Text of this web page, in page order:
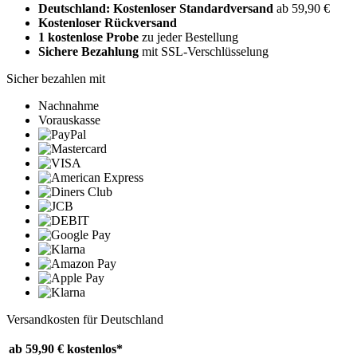
Deutschland: Kostenloser Standardversand ab 59,90 €
Kostenloser Rückversand
1 kostenlose Probe zu jeder Bestellung
Sichere Bezahlung mit SSL-Verschlüsselung
Sicher bezahlen mit
Nachnahme
Vorauskasse
Versandkosten für Deutschland
ab 59,90 € kostenlos*